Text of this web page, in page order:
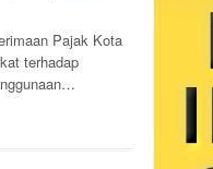
Pajak Kota
terhadap